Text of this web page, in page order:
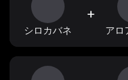
シロカバネ
+
アロ